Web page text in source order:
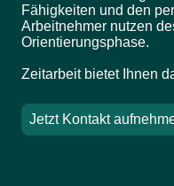
Fähigkeiten und den
Arbeitnehmer nutzen
Orientierungsphase.
Zeitarbeit bietet Ihnen
Jetzt Kontakt